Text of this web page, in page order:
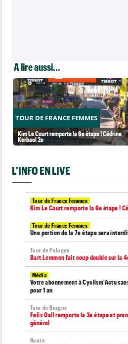
A lire aussi...
TOUR DE FRANCE FEMMES
Kim Le Court remporte la 6e étape ! Cédrine
Kerbaol 2e
L'INFO EN LIVE
Tour de France Femmes
Kim Le Court remporte la 6e étape !
Tour de France Femmes
Une portion de la 7e étape sera
Tour de Pologne
Bart Lemmen fait coup double sur la
Média
Votre abonnement à Cyclism'Actu
pour 1 an
Tour de Burgos
Felix Gall remporte la 3e étape et
général
Route